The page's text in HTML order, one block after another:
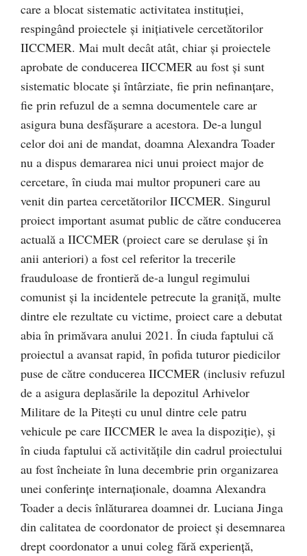
care a blocat sistematic activitatea instituției,
respingând proiectele și inițiativele cercetătorilor
IICCMER. Mai mult decât atât, chiar și proiectele
aprobate de conducerea IICCMER au fost și sunt
sistematic blocate și întârziate, fie prin nefinanțare,
fie prin refuzul de a semna documentele care ar
asigura buna desfășurare a acestora. De-a lungul
celor doi ani de mandat, doamna Alexandra Toader
nu a dispus demararea nici unui proiect major de
cercetare, în ciuda mai multor propuneri care au
venit din partea cercetătorilor IICCMER. Singurul
proiect important asumat public de către conducerea
actuală a IICCMER (proiect care se derulase și în
anii anteriori) a fost cel referitor la trecerile
frauduloase de frontieră de-a lungul regimului
comunist și la incidentele petrecute la graniță, multe
dintre ele rezultate cu victime, proiect care a debutat
abia în primăvara anului 2021. În ciuda faptului că
proiectul a avansat rapid, în pofida tuturor piedicilor
puse de către conducerea IICCMER (inclusiv refuzul
de a asigura deplasările la depozitul Arhivelor
Militare de la Pitești cu unul dintre cele patru
vehicule pe care IICCMER le avea la dispoziție), și
în ciuda faptului că activitățile din cadrul proiectului
au fost încheiate în luna decembrie prin organizarea
unei conferințe internaționale, doamna Alexandra
Toader a decis înlăturarea doamnei dr. Luciana Jinga
din calitatea de coordonator de proiect și desemnarea
drept coordonator a unui coleg fără experiență,